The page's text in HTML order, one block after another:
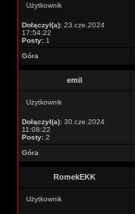
Użytkownik
Dołączył(a): 23.cze.2024
17:54:22
Posty: 1
Góra
emil
Użytkownik
Dołączył(a): 30.cze.2024
11:08:22
Posty: 2
Góra
RomekEKK
Użytkownik